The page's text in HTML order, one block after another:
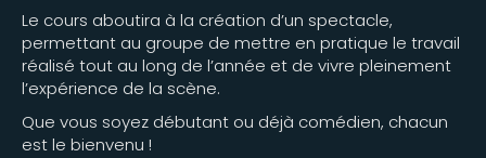
Le cours aboutira à la création d’un spectacle,
permettant au groupe de mettre en pratique le travail
réalisé tout au long de l’année et de vivre pleinement
l’expérience de la scène.
Que vous soyez débutant ou déjà comédien, chacun
est le bienvenu !